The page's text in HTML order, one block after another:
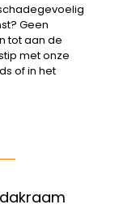
Geen
tot aan de
met onze
of in het